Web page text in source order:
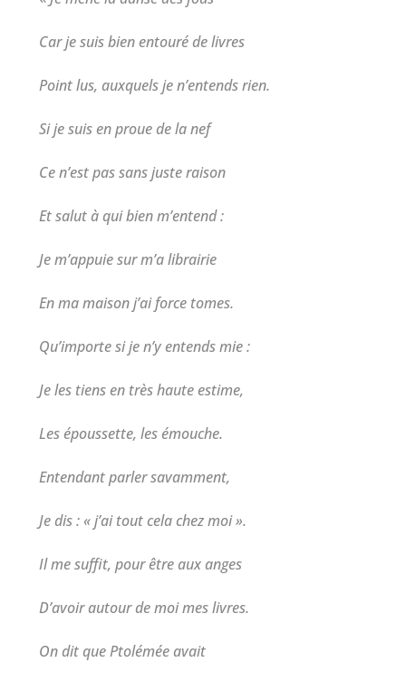
Car je suis bien entouré de livres
Point lus, auxquels je n’entends rien.
Si je suis en proue de la nef
Ce n’est pas sans juste raison
Et salut à qui bien m’entend :
Je m’appuie sur m’a librairie
En ma maison j’ai force tomes.
Qu’importe si je n’y entends mie :
Je les tiens en très haute estime,
Les époussette, les émouche.
Entendant parler savamment,
Je dis : « j’ai tout cela chez moi ».
Il me suffit, pour être aux anges
D’avoir autour de moi mes livres.
On dit que Ptolémée avait